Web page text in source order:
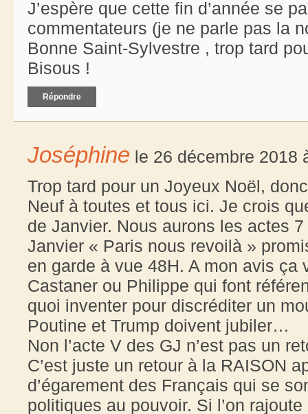
J’espère que cette fin d’année se
commentateurs (je ne parle pas la
Bonne Saint-Sylvestre , trop tard
Bisous !
Répondre
Joséphine le 26 décembre 2018
Trop tard pour un Joyeux Noël,
Neuf à toutes et tous ici. Je crois
de Janvier. Nous aurons les actes
Janvier « Paris nous revoilà »
en garde à vue 48H. A mon avis
Castaner ou Philippe qui font
quoi inventer pour discréditer un
Poutine et Trump doivent jubiler…
Non l’acte V des GJ n’est pas un
C’est juste un retour à la RAISON
d’égarement des Français qui se
politiques au pouvoir. Si l’on